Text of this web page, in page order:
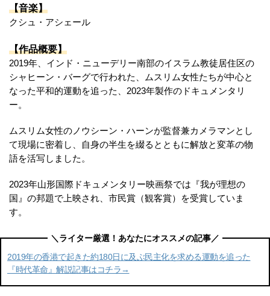
【音楽】
クシュ・アシェール
【作品概要】
2019年、インド・ニューデリー南部のイスラム教徒居住区の
シャヒーン・バーグで行われた、ムスリム女性たちが中心と
なった平和的運動を追った、2023年製作のドキュメンタリ
ー。
ムスリム女性のノウシーン・ハーンが監督兼カメラマンとし
て現場に密着し、自身の半生を綴るとともに解放と変革の物
語を活写しました。
2023年山形国際ドキュメンタリー映画祭では『我が理想の
国』の邦題で上映され、市民賞（観客賞）を受賞していま
す。
2019年の香港で起きた約180日に及ぶ民主化を求める運動を追った
『時代革命』解説記事はコチラ→